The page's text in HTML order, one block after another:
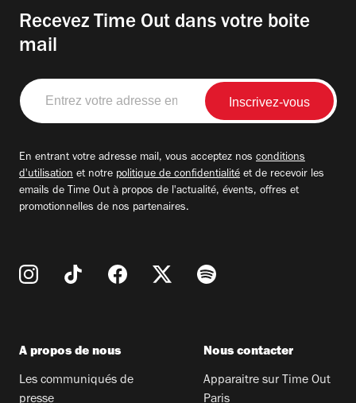
Recevez Time Out dans votre boite
mail
Entrez
votre
adresse
En entrant votre adresse mail, vous acceptez nos conditions
d'utilisation et notre politique de confidentialité et de recevoir les
emails de Time Out à propos de l'actualité, évents, offres et
promotionnelles de nos partenaires.
A propos de nous
Les communiqués de
presse
Nous contacter
Apparaitre sur Time Out
Paris